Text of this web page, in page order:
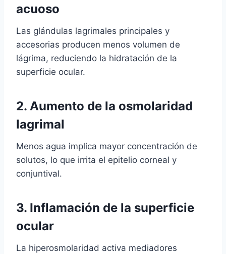
acuoso
Las glándulas lagrimales principales y
accesorias producen menos volumen de
lágrima, reduciendo la hidratación de la
superficie ocular.
2. Aumento de la osmolaridad
lagrimal
Menos agua implica mayor concentración de
solutos, lo que irrita el epitelio corneal y
conjuntival.
3. Inflamación de la superficie
ocular
La hiperosmolaridad activa mediadores